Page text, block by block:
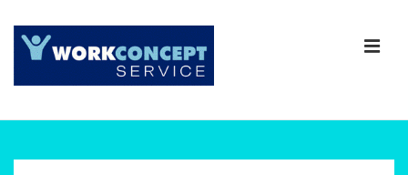
Zum
Inhalt
Navigation